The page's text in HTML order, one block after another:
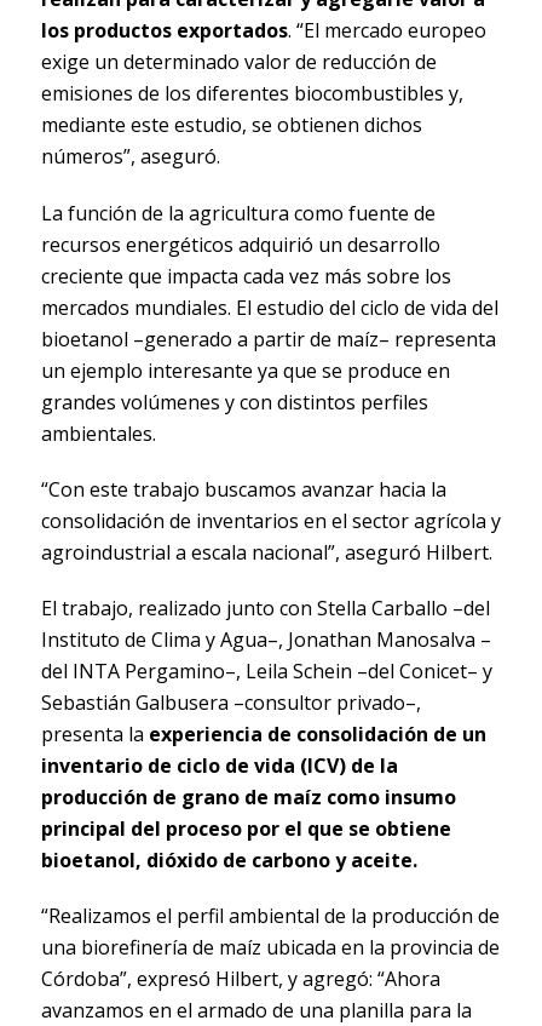
los productos exportados. “El mercado europeo
exige un determinado valor de reducción de
emisiones de los diferentes biocombustibles y,
mediante este estudio, se obtienen dichos
números”, aseguró.
La función de la agricultura como fuente de
recursos energéticos adquirió un desarrollo
creciente que impacta cada vez más sobre los
mercados mundiales. El estudio del ciclo de vida del
bioetanol –generado a partir de maíz– representa
un ejemplo interesante ya que se produce en
grandes volúmenes y con distintos perfiles
ambientales.
“Con este trabajo buscamos avanzar hacia la
consolidación de inventarios en el sector agrícola y
agroindustrial a escala nacional”, aseguró Hilbert.
El trabajo, realizado junto con Stella Carballo –del
Instituto de Clima y Agua–, Jonathan Manosalva –
del INTA Pergamino–, Leila Schein –del Conicet– y
Sebastián Galbusera –consultor privado–,
presenta la experiencia de consolidación de un
inventario de ciclo de vida (ICV) de la
producción de grano de maíz como insumo
principal del proceso por el que se obtiene
bioetanol, dióxido de carbono y aceite.
“Realizamos el perfil ambiental de la producción de
una biorefinería de maíz ubicada en la provincia de
Córdoba”, expresó Hilbert, y agregó: “Ahora
avanzamos en el armado de una planilla para la